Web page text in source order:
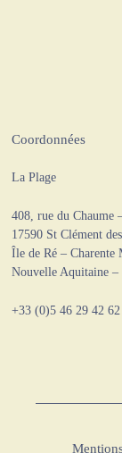
Coordonnées
La Plage
408, rue du Chaume
17590 St Clément
Île de Ré – Charente
Nouvelle Aquitaine –
+33 (0)5 46 29 42 62